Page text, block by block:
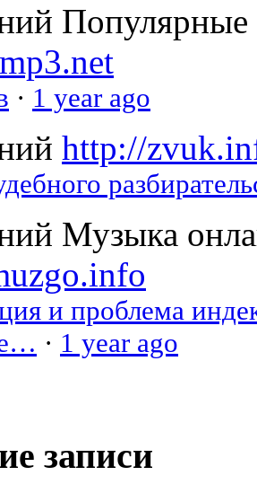
Популярные
· 1 year ago
http://
Музыка
и проблема
· 1 year ago
записи